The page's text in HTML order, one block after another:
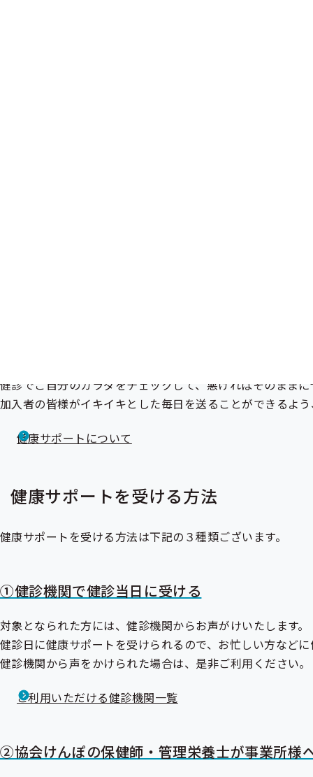
特定保健指導のご案内（
特定保健指導のご案内（加入者
健診と健康サポート（特定保健指導
や事業者健診の結果で、メタボリック
健診でご自分のカラダをチェックして、悪ければそのまま
加入者の皆様がイキイキとした毎日を送ることができるよ
健康サポートについて
健康サポートを受ける方法
健康サポートを受ける方法は下記の３種類ございます。
①健診機関で健診当日に受ける
対象となられた方には、健診機関からお声がけいたします。
健診日に健康サポートを受けられるので、お忙しい方などに
健診機関から声をかけられた場合は、是非ご利用ください。
ご利用いただける健診機関一覧
②協会けんぽの保健師・管理栄養士が事業所様